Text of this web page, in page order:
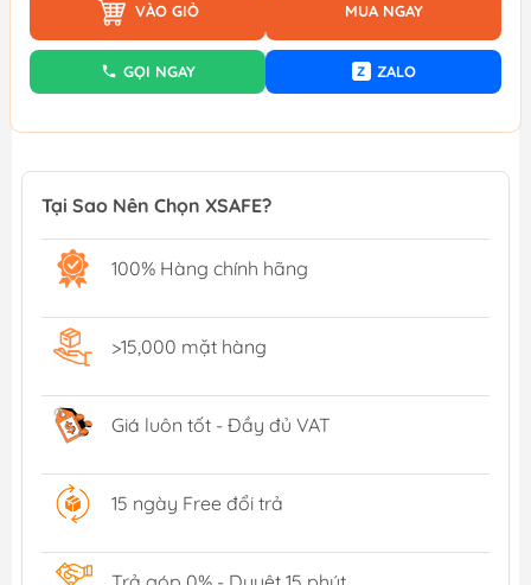
VÀO GIỎ MUA NGAY
GỌI NGAY Z ZALO
Tại Sao Nên Chọn XSAFE?
100% Hàng chính hãng
>15,000 mặt hàng
Giá luôn tốt - Đầy đủ VAT
15 ngày Free đổi trả